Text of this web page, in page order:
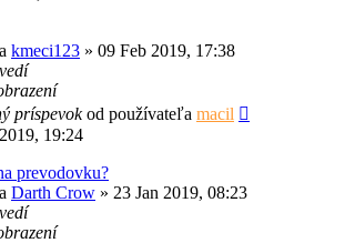
kmeci123 » 09 Feb 2019, 17:38
príspevokod používateľa macil
19:24
prevodovku?
Darth Crow » 23 Jan 2019, 08:23